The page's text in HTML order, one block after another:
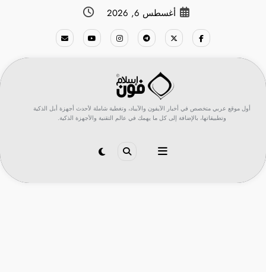
أغسطس 6, 2026
أول موقع عربي متخصص في أخبار الآيفون والآيباد، وتغطية شاملة لأحدث أجهزة أبل الذكية
وتطبيقاتها، بالإضافة إلى كل ما يهمك في عالم التقنية والأجهزة الذكية.